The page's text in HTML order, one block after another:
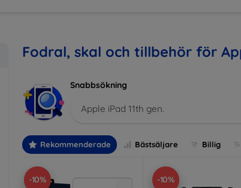
Fodral, skal och tillbehör för
Snabbsökning
Apple iPad 11th gen.
Rekommenderade Bästsäljare Billig
-10% -10%